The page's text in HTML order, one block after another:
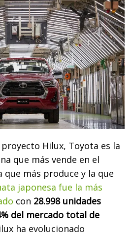
Hilux, Toyota es la
que más vende en el
más produce y la que
japonesa fue la más
con 28.998 unidades
del mercado total de
ha evolucionado